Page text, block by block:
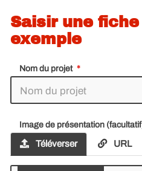
Saisir une
exemple
Nom du projet
Image de présentation
Téléverser URL